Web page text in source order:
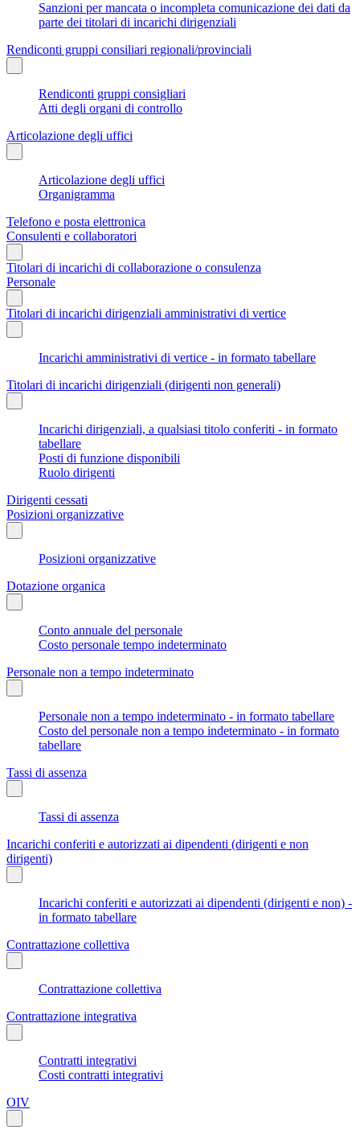
Sanzioni per mancata o incompleta comunicazione dei dati da
parte dei titolari di incarichi dirigenziali
Rendiconti gruppi consiliari regionali/provinciali
Rendiconti gruppi consigliari
Atti degli organi di controllo
Articolazione degli uffici
Articolazione degli uffici
Organigramma
Telefono e posta elettronica
Consulenti e collaboratori
Titolari di incarichi di collaborazione o consulenza
Personale
Titolari di incarichi dirigenziali amministrativi di vertice
Incarichi amministrativi di vertice - in formato tabellare
Titolari di incarichi dirigenziali (dirigenti non generali)
Incarichi dirigenziali, a qualsiasi titolo conferiti - in formato
tabellare
Posti di funzione disponibili
Ruolo dirigenti
Dirigenti cessati
Posizioni organizzative
Posizioni organizzative
Dotazione organica
Conto annuale del personale
Costo personale tempo indeterminato
Personale non a tempo indeterminato
Personale non a tempo indeterminato - in formato tabellare
Costo del personale non a tempo indeterminato - in formato
tabellare
Tassi di assenza
Tassi di assenza
Incarichi conferiti e autorizzati ai dipendenti (dirigenti e non
dirigenti)
Incarichi conferiti e autorizzati ai dipendenti (dirigenti e non) -
in formato tabellare
Contrattazione collettiva
Contrattazione collettiva
Contrattazione integrativa
Contratti integrativi
Costi contratti integrativi
OIV